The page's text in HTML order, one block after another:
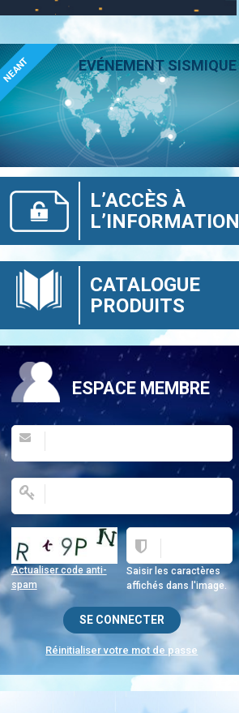
EVÉNEMENT SISMIQUE
NEANT
L’ACCÈS À
L’INFORMATION
CATALOGUE
PRODUITS
ESPACE MEMBRE
Saisir les caractères
affichés dans l'image.
Actualiser code anti-
spam
Réinitialiser votre mot de passe